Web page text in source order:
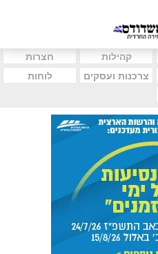
קהילות
חצרות
צרכנות ועסקים
לוחות